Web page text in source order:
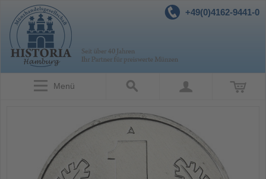
+49(0)4162-9441-0
Menü